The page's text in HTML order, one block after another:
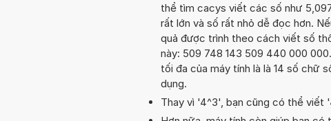
thể tìm cacys viết các số như
rất lớn và số rất nhỏ dễ đọc hơn.
quả được trình theo cách viết số
này: 509 748 143 509 440 000
tối đa của máy tính là là 14 số chữ
dụng.
Thay vì '4^3', bạn cũng có thể